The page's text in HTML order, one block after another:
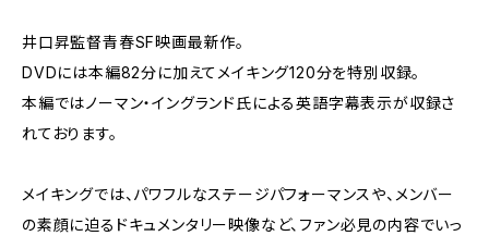
井口昇監督青春SF映画最新作。
DVDには本編82分に加えてメイキング120分を特別収録。
本編ではノーマン・イングランド氏による英語字幕表示が収録さ
れております。
メイキングでは、パワフルなステージパフォーマンスや、メンバー
の素顔に迫るドキュメンタリー映像など、ファン必見の内容でいっ